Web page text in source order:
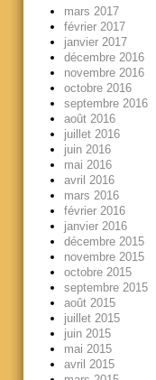
mars 2017
février 2017
janvier 2017
décembre 2016
novembre 2016
octobre 2016
septembre 2016
août 2016
juillet 2016
juin 2016
mai 2016
avril 2016
mars 2016
février 2016
janvier 2016
décembre 2015
novembre 2015
octobre 2015
septembre 2015
août 2015
juillet 2015
juin 2015
mai 2015
avril 2015